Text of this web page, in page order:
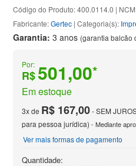
Código do Produto: 400.0114.0 |
Fabricante:Gertec | Categoria(s):
Garantia:3 anos (garantia balcão
Por:
R$501,00*
Em estoque
3x de R$ 167,00- SEM
para pessoa jurídica) - Mediante
Ver mais formas de pagamento
Quantidade: